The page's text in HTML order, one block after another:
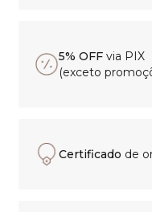
5% OFF via PIX
(exceto
Certificado de